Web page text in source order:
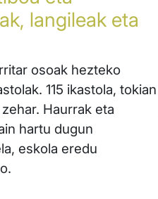
langileak eta
osoak hezteko
115 ikastola, tokian
Haurrak eta
hartu dugun
eskola eredu